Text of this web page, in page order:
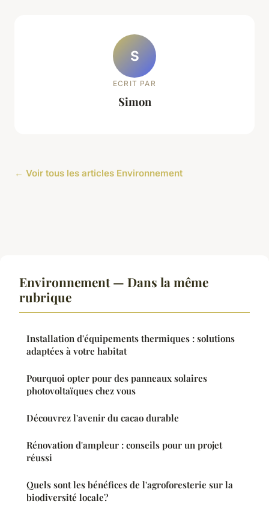
S
ECRIT PAR
Simon
← Voir tous les articles Environnement
Environnement — Dans la même
rubrique
Installation d'équipements thermiques : solutions
adaptées à votre habitat
Pourquoi opter pour des panneaux solaires
photovoltaïques chez vous
Découvrez l'avenir du cacao durable
Rénovation d'ampleur : conseils pour un projet
réussi
Quels sont les bénéfices de l'agroforesterie sur la
biodiversité locale?